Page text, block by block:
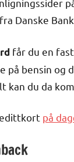
Danske
får du en
på bensin
kan du da
på